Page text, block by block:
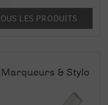
LES PRODUITS
& Stylo